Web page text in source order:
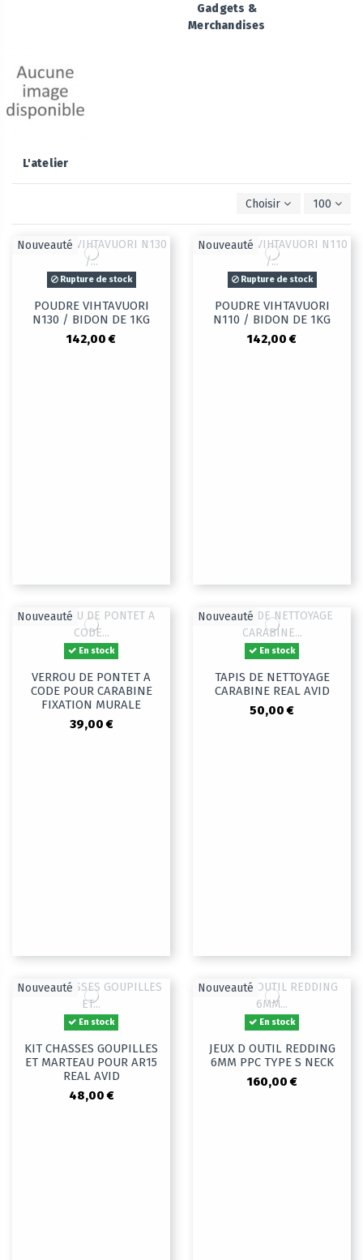
Gadgets &
Merchandises
L'atelier
Choisir 100
Nouveauté
Rupture de stock
POUDRE VIHTAVUORI
N130 / BIDON DE 1KG
142,00 €
Nouveauté
Rupture de stock
POUDRE VIHTAVUORI
N110 / BIDON DE 1KG
142,00 €
Nouveauté
En stock
VERROU DE PONTET A
CODE POUR CARABINE
FIXATION MURALE
39,00 €
Nouveauté
En stock
TAPIS DE NETTOYAGE
CARABINE REAL AVID
50,00 €
Nouveauté
En stock
KIT CHASSES GOUPILLES
ET MARTEAU POUR AR15
REAL AVID
48,00 €
Nouveauté
En stock
JEUX D OUTIL REDDING
6MM PPC TYPE S NECK
160,00 €